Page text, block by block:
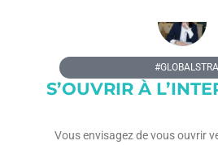
5 GRANDES
S’OUVRIR À
Vous envisagez de vous ouvrir